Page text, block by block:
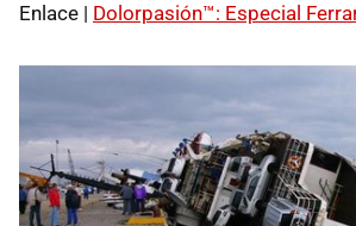
Enlace | Dolorpasión™: Especial